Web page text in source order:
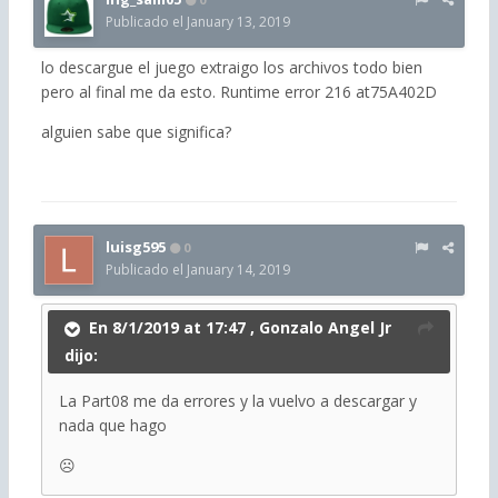
Publicado el January 13, 2019
lo descargue el juego extraigo los archivos todo bien
pero al final me da esto. Runtime error 216 at75A402D
alguien sabe que significa?
luisg595 0
Publicado el January 14, 2019
En 8/1/2019 at 17:47 , Gonzalo Angel Jr
dijo:
La Part08 me da errores y la vuelvo a descargar y
nada que hago
☹️